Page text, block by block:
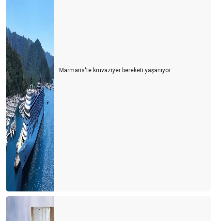
Marmaris'te kruvaziyer bereketi yaşanıyor